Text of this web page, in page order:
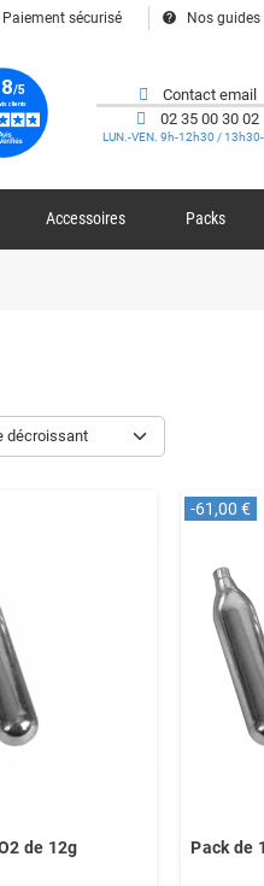
Paiement sécurisé help Nos
Contact email
02 35 00 30 02
LUN.-VEN. 9h-12h30 /
Accessoires Packs
décroissant
de 12g
-61,00 €
Pack de